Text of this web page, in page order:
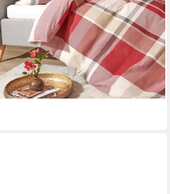
hautsympathisch und weich
ab 79,99 €
lieferbar - in 2-3 Werktagen bei dir